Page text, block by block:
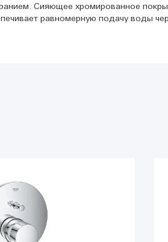
Сияющее хромированное
равномерную подачу воды